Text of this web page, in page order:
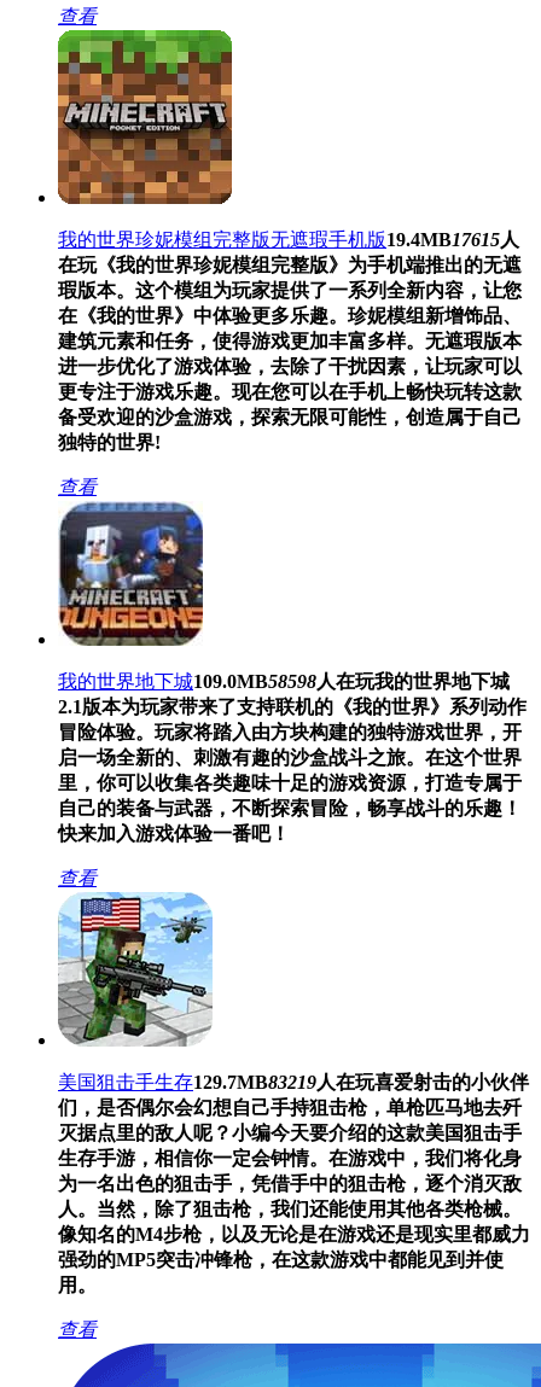
查看
我的世界珍妮模组完整版无遮瑕手机版19.4MB17615人
在玩《我的世界珍妮模组完整版》为手机端推出的无遮
瑕版本。这个模组为玩家提供了一系列全新内容，让您
在《我的世界》中体验更多乐趣。珍妮模组新增饰品、
建筑元素和任务，使得游戏更加丰富多样。无遮瑕版本
进一步优化了游戏体验，去除了干扰因素，让玩家可以
更专注于游戏乐趣。现在您可以在手机上畅快玩转这款
备受欢迎的沙盒游戏，探索无限可能性，创造属于自己
独特的世界!
查看
我的世界地下城109.0MB58598人在玩我的世界地下城
2.1版本为玩家带来了支持联机的《我的世界》系列动作
冒险体验。玩家将踏入由方块构建的独特游戏世界，开
启一场全新的、刺激有趣的沙盒战斗之旅。在这个世界
里，你可以收集各类趣味十足的游戏资源，打造专属于
自己的装备与武器，不断探索冒险，畅享战斗的乐趣！
快来加入游戏体验一番吧！
查看
美国狙击手生存129.7MB83219人在玩喜爱射击的小伙伴
们，是否偶尔会幻想自己手持狙击枪，单枪匹马地去歼
灭据点里的敌人呢？小编今天要介绍的这款美国狙击手
生存手游，相信你一定会钟情。在游戏中，我们将化身
为一名出色的狙击手，凭借手中的狙击枪，逐个消灭敌
人。当然，除了狙击枪，我们还能使用其他各类枪械。
像知名的M4步枪，以及无论是在游戏还是现实里都威力
强劲的MP5突击冲锋枪，在这款游戏中都能见到并使
用。
查看